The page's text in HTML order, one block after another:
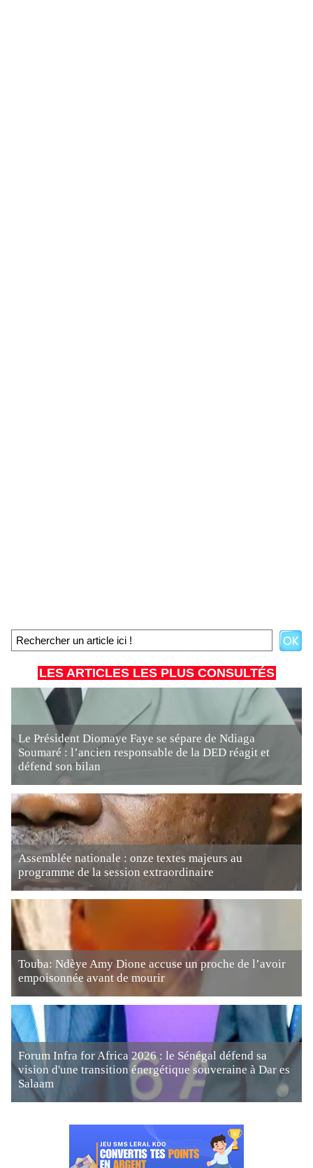
LES ARTICLES LES PLUS CONSULTÉS
Le Président Diomaye Faye se sépare de Ndiaga
Soumaré : l’ancien responsable de la DED réagit et
défend son bilan
Assemblée nationale : onze textes majeurs au
programme de la session extraordinaire
Touba: Ndèye Amy Dione accuse un proche de l’avoir
empoisonnée avant de mourir
Forum Infra for Africa 2026 : le Sénégal défend sa
vision d'une transition énergétique souveraine à Dar es
Salaam